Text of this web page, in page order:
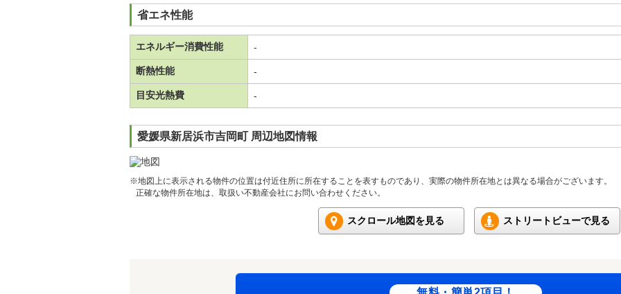
省エネ性能
エネルギー消費性能 -
断熱性能 -
目安光熱費 -
愛媛県新居浜市吉岡町 周辺地図情報
※地図上に表示される物件の位置は付近住所に所在することを表すものであり、実際の物件所在地とは異なる場合がございます。
正確な物件所在地は、取扱い不動産会社にお問い合わせください。
スクロール地図を見る ストリートビューで見る